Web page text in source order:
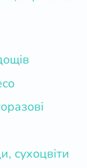
сухоцвіти